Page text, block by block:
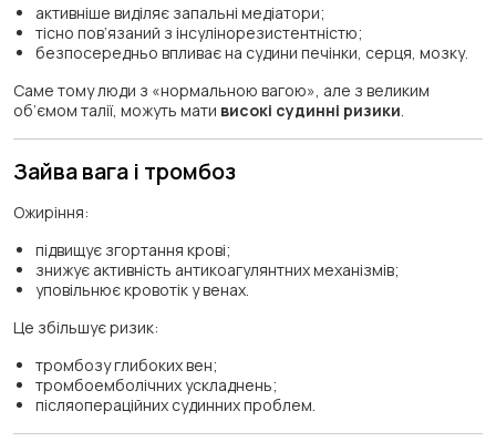
активніше виділяє запальні медіатори;
тісно пов’язаний з інсулінорезистентністю;
безпосередньо впливає на судини печінки, серця, мозку.
Саме тому люди з «нормальною вагою», але з великим
об’ємом талії, можуть мати високі судинні ризики.
Зайва вага і тромбоз
Ожиріння:
підвищує згортання крові;
знижує активність антикоагулянтних механізмів;
уповільнює кровотік у венах.
Це збільшує ризик:
тромбозу глибоких вен;
тромбоемболічних ускладнень;
післяопераційних судинних проблем.